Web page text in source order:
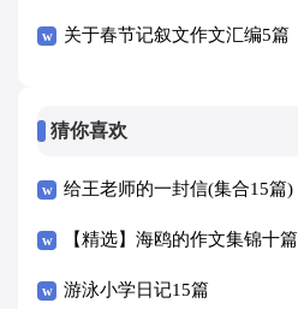
关于春节记叙文作文汇编5篇
猜你喜欢
给王老师的一封信(集合15篇)
【精选】海鸥的作文集锦十篇
游泳小学日记15篇